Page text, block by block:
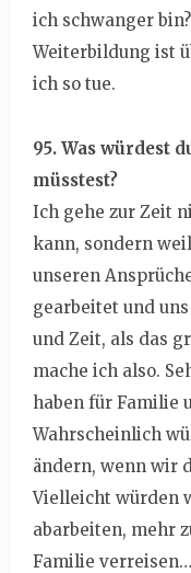
ich schwanger
Weiterbildung ist
ich so tue.
95. Was würdest
müsstest?
Ich gehe zur Zeit
kann, sondern
unseren
gearbeitet und
und Zeit, als das
mache ich also.
haben für Familie
Wahrscheinlich
ändern, wenn wir
Vielleicht würden
abarbeiten, mehr
Familie verreisen…